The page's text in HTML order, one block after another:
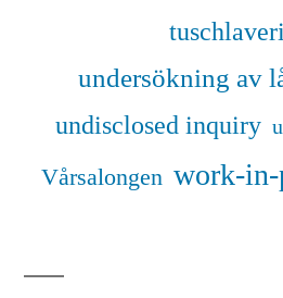
undersökning av
undisclosed inquiry
Vårsalongen work-in-